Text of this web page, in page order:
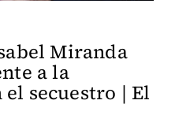
Miranda
a la
secuestro | El